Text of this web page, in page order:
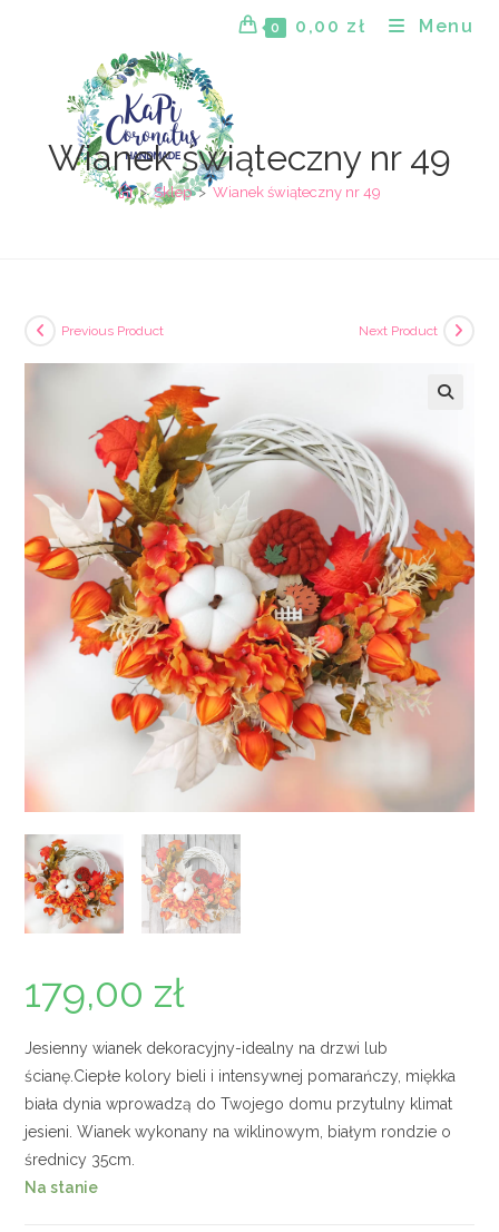
0 0,00 zł Menu
Wianek świąteczny nr 49
> Sklep > Wianek świąteczny nr 49
Previous Product Next Product
179,00 zł
Jesienny wianek dekoracyjny-idealny na drzwi lub
ścianę.Ciepłe kolory bieli i intensywnej pomarańczy, miękka
biała dynia wprowadzą do Twojego domu przytulny klimat
jesieni. Wianek wykonany na wiklinowym, białym rondzie o
średnicy 35cm.
Na stanie